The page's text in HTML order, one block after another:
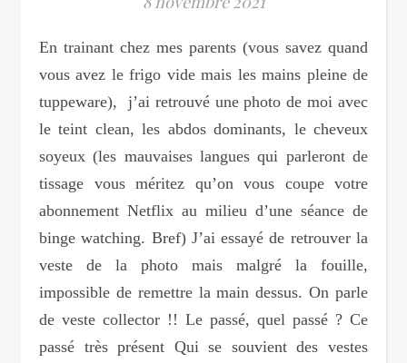
En trainant chez mes parents (vous savez quand
vous avez le frigo vide mais les mains pleine de
tuppeware), j’ai retrouvé une photo de moi avec
le teint clean, les abdos dominants, le cheveux
soyeux (les mauvaises langues qui parleront de
tissage vous méritez qu’on vous coupe votre
abonnement Netflix au milieu d’une séance de
binge watching. Bref) J’ai essayé de retrouver la
veste de la photo mais malgré la fouille,
impossible de remettre la main dessus. On parle
de veste collector !! Le passé, quel passé ? Ce
passé très présent Qui se souvient des vestes